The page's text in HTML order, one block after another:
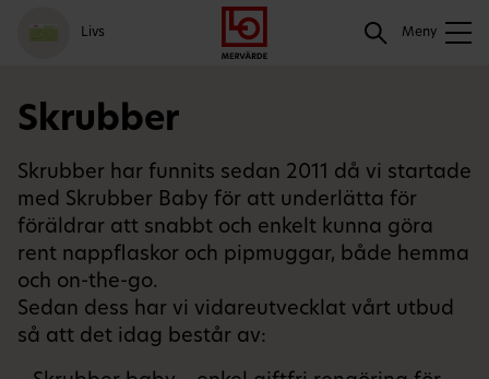
Gå
till
meny
Logga
in
Hoppa
till
innehåll
Livs Meny
Sök
Skrubber
Skrubber har funnits sedan 2011 då vi startade
med Skrubber Baby för att underlätta för
föräldrar att snabbt och enkelt kunna göra
rent nappflaskor och pipmuggar, både hemma
och on-the-go.
Sedan dess har vi vidareutvecklat vårt utbud
så att det idag består av: